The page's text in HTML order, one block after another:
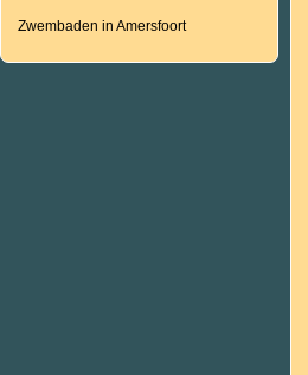
Zwembaden in Amersfoort